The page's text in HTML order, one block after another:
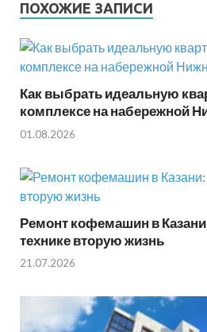
ПОХОЖИЕ ЗАПИСИ
Как выбрать идеальную
комплексе на набережной
01.08.2026
Ремонт кофемашин в
технике вторую жизнь
21.07.2026